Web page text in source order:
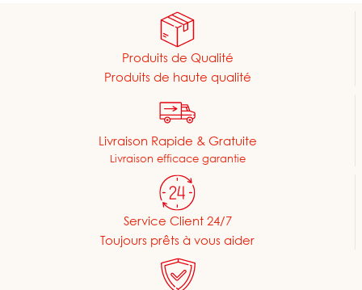
Produits de Qualité
Produits de haute qualité
Livraison Rapide & Gratuite
Livraison efficace garantie
Service Client 24/7
Toujours prêts à vous aider